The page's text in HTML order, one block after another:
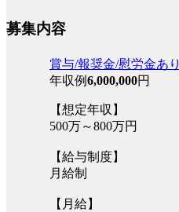
募集内容
賞与/報奨金/慰労金あり
年収例6,000,000円
【想定年収】
500万～800万円
【給与制度】
月給制
【月給】